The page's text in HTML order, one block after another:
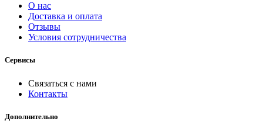
О нас
Доставка и оплата
Отзывы
Условия сотрудничества
Сервисы
Связаться с нами
Контакты
Дополнительно